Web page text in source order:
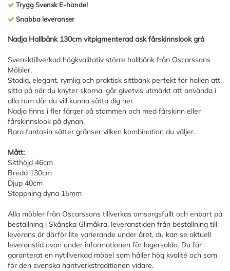
Trygg Svensk E-handel
Snabba leveranser
Nadja Hallbänk 130cm vitpigmenterad ask fårskinnslook grå
Svensktillverkad högkvalitativ större hallbänk från Oscarssons
Möbler.
Stadig, elegant, rymlig och praktisk sittbänk perfekt för hallen att
sitta på när du knyter skorna, går givetvis utmärkt att använda i
alla rum där du vill kunna sätta dig ner.
Nadja finns i fler färger på stommen och med fårskinn eller
fårskinnslook på dynan.
Bara fantasin sätter gränser vilken kombination du väljer.
Mått:
Sitthöjd 46cm
Bredd 130cm
Djup 40cm
Stoppning dyna 15mm
Alla möbler från Oscarssons tillverkas omsorgsfullt och enbart på
beställning i Skånska Glimåkra, leveranstiden från beställning till
leverans är därför lite varierande under året, du kan se aktuell
leveranstid ovan under informationen för lagersaldo. Du får
garanterat en nytillverkad möbel som håller hög kvalité och som
för den svenska hantverkstraditionen vidare.